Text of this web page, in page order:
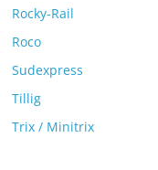
Rocky-Rail
Roco
Sudexpress
Tillig
Trix / Minitrix